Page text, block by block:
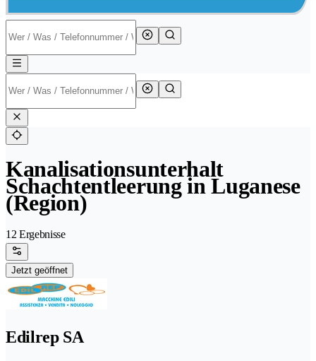
Kanalisationsunterhalt
Schachtentleerung in Luganese
(Region)
12 Ergebnisse
Jetzt geöffnet
Edilrep SA